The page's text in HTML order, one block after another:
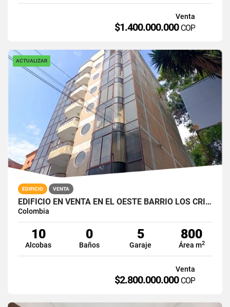
Venta
$1.400.000.000 COP
ACTUALIZAR
EDIFICIO VENTA
EDIFICIO EN VENTA EN EL OESTE BARRIO LOS CRISTALES
Colombia
10
Alcobas
0
Baños
5
Garaje
800
Área m2
Venta
$2.800.000.000 COP